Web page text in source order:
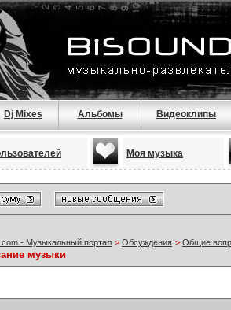
Dj Mixes Альбомы Видеоклипы
Моя музыка
- Музыкальный портал > Обсуждения > Общие
музыки